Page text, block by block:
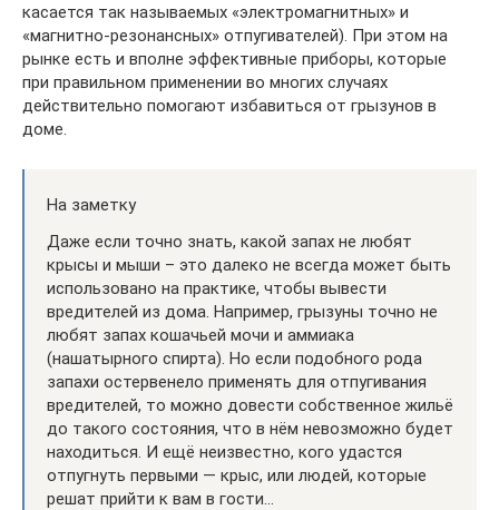
касается так называемых «электромагнитных» и
«магнитно-резонансных» отпугивателей). При этом на
рынке есть и вполне эффективные приборы, которые
при правильном применении во многих случаях
действительно помогают избавиться от грызунов в
доме.
На заметку
Даже если точно знать, какой запах не любят
крысы и мыши – это далеко не всегда может быть
использовано на практике, чтобы вывести
вредителей из дома. Например, грызуны точно не
любят запах кошачьей мочи и аммиака
(нашатырного спирта). Но если подобного рода
запахи остервенело применять для отпугивания
вредителей, то можно довести собственное жильё
до такого состояния, что в нём невозможно будет
находиться. И ещё неизвестно, кого удастся
отпугнуть первыми — крыс, или людей, которые
решат прийти к вам в гости…